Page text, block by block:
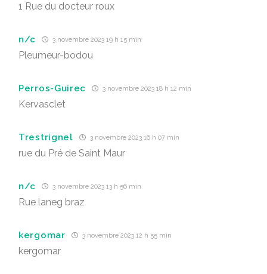
1 Rue du docteur roux
n/c 3 novembre 2023 19 h 15 min
Pleumeur-bodou
Perros-Guirec 3 novembre 2023 18 h 12 min
Kervasclet
Trestrignel 3 novembre 2023 16 h 07 min
rue du Pré de Saint Maur
n/c 3 novembre 2023 13 h 56 min
Rue laneg braz
kergomar 3 novembre 2023 12 h 55 min
kergomar